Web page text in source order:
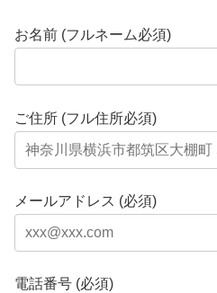
お名前 (フルネーム必須)
ご住所 (フル住所必須)
メールアドレス (必須)
電話番号 (必須)